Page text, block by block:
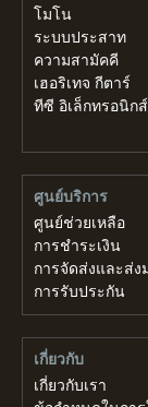
โมโน
ระบบประสาท
ความสามัคคี
เฮอริเทจ กีตาร์
ทีซี อิเล็กทรอนิกส์
ศูนย์บริการ
ศูนย์ช่วยเหลือ
การชำระเงิน
การจัดส่งและส่
การรับประกัน
เกี่ยวกับ
เกี่ยวกับเรา